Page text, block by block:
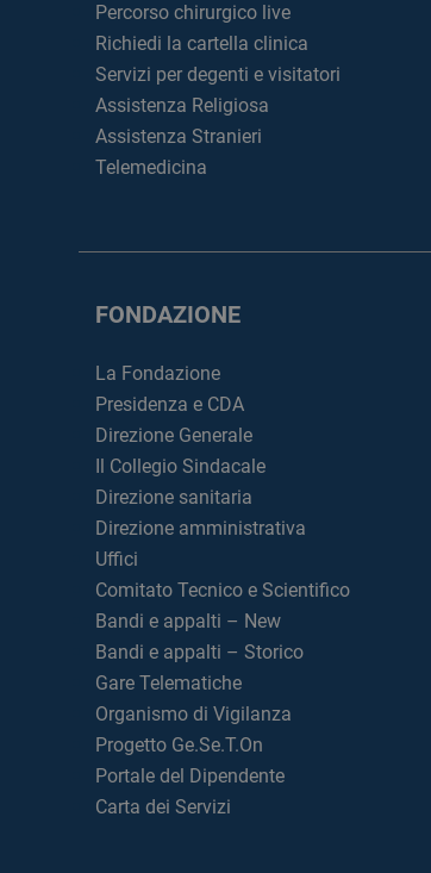
Percorso chirurgico live
Richiedi la cartella clinica
Servizi per degenti e visitatori
Assistenza Religiosa
Assistenza Stranieri
Telemedicina
FONDAZIONE
La Fondazione
Presidenza e CDA
Direzione Generale
Il Collegio Sindacale
Direzione sanitaria
Direzione amministrativa
Uffici
Comitato Tecnico e Scientifico
Bandi e appalti – New
Bandi e appalti – Storico
Gare Telematiche
Organismo di Vigilanza
Progetto Ge.Se.T.On
Portale del Dipendente
Carta dei Servizi